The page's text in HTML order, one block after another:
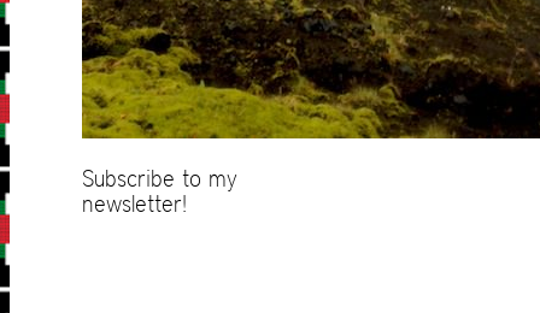
Subscribe to my
newsletter!